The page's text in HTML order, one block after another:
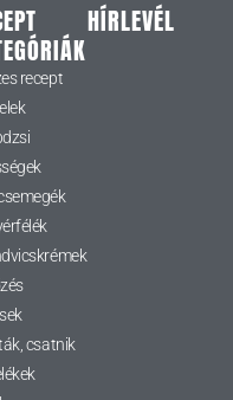
recept
csatnik
HÍRLEVÉL